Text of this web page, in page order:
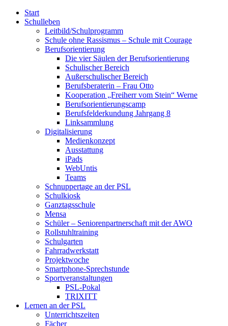
Start
Schulleben
Leitbild/Schulprogramm
Schule ohne Rassismus – Schule mit Courage
Berufsorientierung
Die vier Säulen der Berufsorientierung
Schulischer Bereich
Außerschulischer Bereich
Berufsberaterin – Frau Otto
Kooperation „Freiherr vom Stein“ Werne
Berufsorientierungscamp
Berufsfelderkundung Jahrgang 8
Linksammlung
Digitalisierung
Medienkonzept
Ausstattung
iPads
WebUntis
Teams
Schnuppertage an der PSL
Schulkiosk
Ganztagsschule
Mensa
Schüler – Seniorenpartnerschaft mit der AWO
Rollstuhltraining
Schulgarten
Fahrradwerkstatt
Projektwoche
Smartphone-Sprechstunde
Sportveranstaltungen
PSL-Pokal
TRIXITT
Lernen an der PSL
Unterrichtszeiten
Fächer